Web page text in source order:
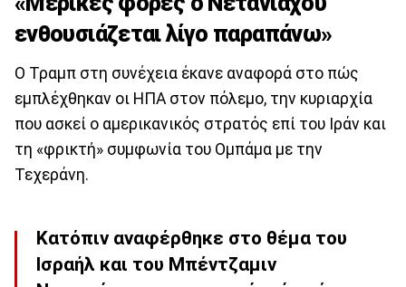
ενθουσιάζεται λίγο παραπάνω»
Ο Τραμπ στη συνέχεια έκανε αναφορά στο πώς
εμπλέχθηκαν οι ΗΠΑ στον πόλεμο, την κυριαρχία
που ασκεί ο αμερικανικός στρατός επί του Ιράν και
τη «φρικτή» συμφωνία του Ομπάμα με την
Τεχεράνη.
Κατόπιν αναφέρθηκε στο θέμα του
Ισραήλ και του Μπέντζαμιν